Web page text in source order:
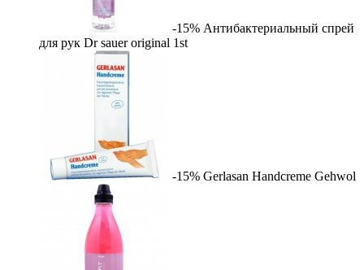
-15% Антибактериальный спрей
для рук Dr sauer original 1st
-15% Gerlasan Handcreme Gehwol